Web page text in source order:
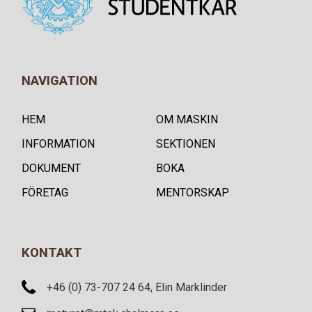
NAVIGATION
HEM
OM MASKIN
INFORMATION
SEKTIONEN
DOKUMENT
BOKA
FÖRETAG
MENTORSKAP
KONTAKT
+46 (0) 73-707 24 64, Elin Marklinder